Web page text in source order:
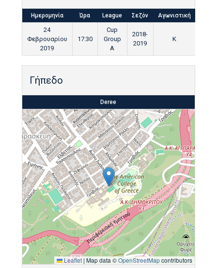
Ημερομηνία Ώρα League Σεζόν Αγωνιστική
24
Φεβρουαρίου
2019
17:30
Cup
Group
A
2018-
2019
K
Γήπεδο
Deree
Leaflet | Map data ©OpenStreetMapcontributors